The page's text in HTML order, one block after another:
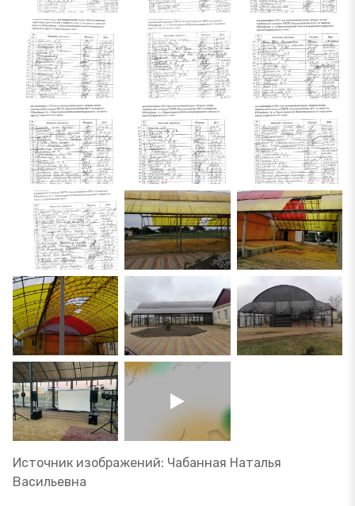
Источник изображений: Чабанная Наталья
Васильевна